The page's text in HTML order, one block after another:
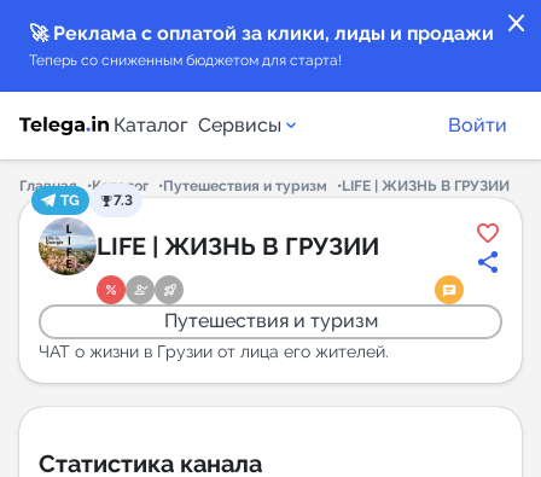
close
🚀 Реклама с оплатой за клики, лиды и продажи
Теперь со сниженным бюджетом для старта!
Каталог Сервисы
Каталог каналов
Каталог ботов
Горящие предложения
Индекс читаемости каналов в Telegram
Войти
Главная Каталог Путешествия и туризм
LIFE | ЖИЗНЬ В ГРУЗИИ
TG
7.3
LIFE | ЖИЗНЬ В ГРУЗИИ
Путешествия и туризм
ЧАТ о жизни в Грузии от лица его жителей.
Статистика канала